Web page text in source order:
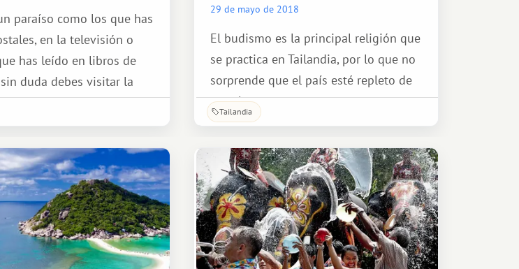
paraíso como los que has
en la televisión o
has leído en libros de
duda debes visitar la
de Koh Kood.
29 de mayo de 2018
El budismo es la principal religión que
se practica en Tailandia, por lo que no
sorprende que el país esté repleto de
templos.
Tailandia